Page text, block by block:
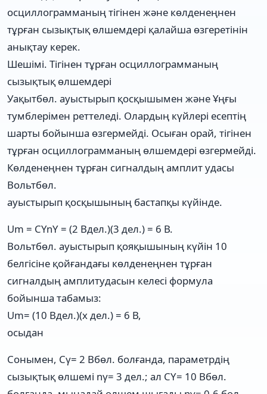
осциллограмманың тігінен және көлденеңнен
тұрған сызықтық өлшемдері қалайша өзгеретінін
анықтау керек.
Шешімі. Тігінен тұрған осциллограмманың
сызықтық өлшемдері
Уақытбөл. ауыстырып қосқышымен және Ұңғы
тумблерімен реттеледі. Олардың күйлері есептің
шарты бойынша өзгермейді. Осыған орай, тігінен
тұрған осциллограмманың өлшемдері өзгермейді.
Көлденеңнен тұрған сигналдың амплит удасы
Вольтбөл.
ауыстырып қосқышының бастапқы күйінде.
Um = CYnY = (2 Вдел.)(3 дел.) = 6 В.
Вольтбөл. ауыстырып қояқышының күйін 10
белгісіне қойғандағы көлденеңнен тұрған
сигналдың амплитудасын келесі формула
бойынша табамыз:
Um= (10 Вдел.)(х дел.) = 6 В,
осыдан
Сонымен, Cγ= 2 Вбөл. болғанда, параметрдің
сызықтық өлшемі nγ= 3 дел.; ал CY= 10 Вбөл.